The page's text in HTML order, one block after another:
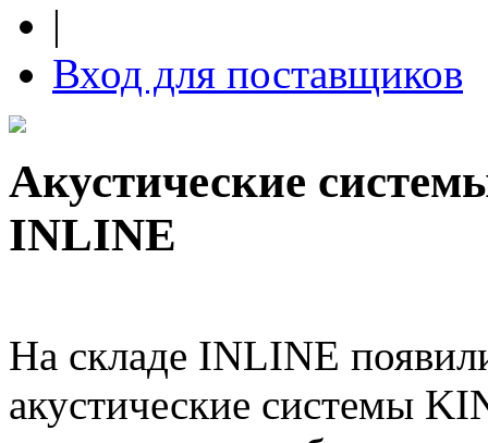
|
Вход для поставщиков
Акустические
INLINE
На складе INLINE
акустические системы